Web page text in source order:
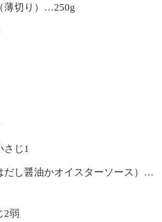
薄切り）…250g
さじ1
だし醤油かオイスターソース）…
2弱